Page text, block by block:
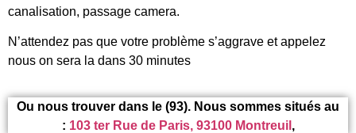
canalisation, passage camera.
N’attendez pas que votre problème s’aggrave et appelez
nous on sera la dans 30 minutes
Ou nous trouver dans le (93). Nous sommes situés au
: 103 ter Rue de Paris, 93100 Montreuil ,